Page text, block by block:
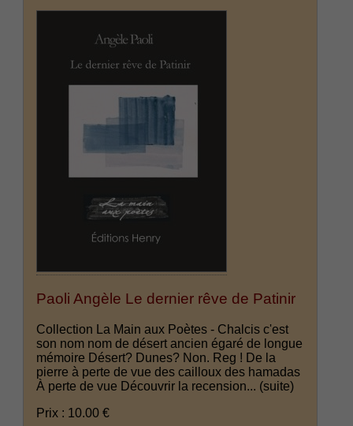
Paoli Angèle Le dernier rêve de Patinir
Collection La Main aux Poètes - Chalcis c'est
son nom nom de désert ancien égaré de longue
mémoire Désert? Dunes? Non. Reg ! De la
pierre à perte de vue des cailloux des hamadas
À perte de vue Découvrir la recension... (suite)
Prix : 10.00 €